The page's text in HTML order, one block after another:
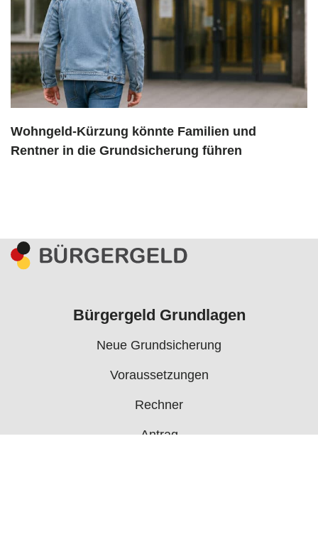
Wohngeld-Kürzung könnte Familien und
Rentner in die Grundsicherung führen
Bürgergeld Grundlagen
Neue Grundsicherung
Voraussetzungen
Rechner
Antrag